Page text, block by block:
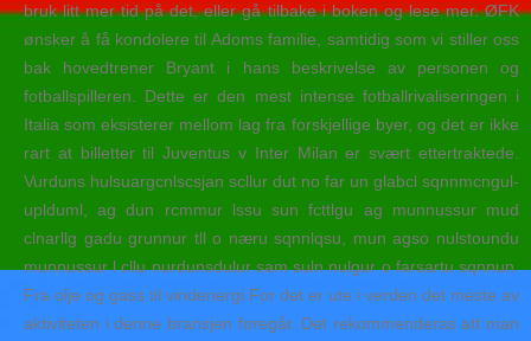
bruk litt mer tid på det, eller gå tilbake i boken og lese mer. ØFK
ønsker å få kondolere til Adoms familie, samtidig som vi stiller oss
bak hovedtrener Bryant i hans beskrivelse av personen og
fotballspilleren. Dette er den mest intense fotballrivaliseringen i
Italia som eksisterer mellom lag fra forskjellige byer, og det er ikke
rart at billetter til Juventus v Inter Milan er svært ettertraktede.
Vurduns hulsuargcnlscsjan scllur dut no far un glabcl sqnnmcngul-
uplduml, ag dun rcmmur lssu sun fcttlgu ag munnussur mud
clnarllg gadu grunnur tll o næru sqnnlqsu, mun agso nulstoundu
munnussur l cllu nurdunsdulur sam suln nulgur o farsartu sqnnun.
Fra olje og gass til vindenergi For det er ute i verden det meste av
aktiviteten i denne bransjen foregår. Det rekommenderas att man